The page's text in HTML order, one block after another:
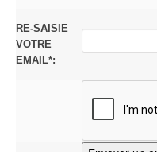
RE-SAISIE
VOTRE
EMAIL*: